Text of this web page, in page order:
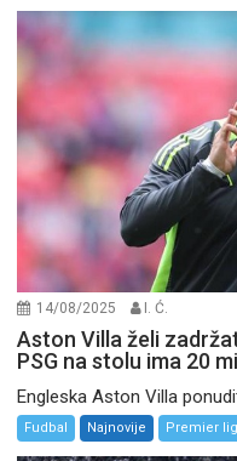
14/08/2025 I. Ć.
Aston Villa želi
PSG na stolu ima 20
Engleska Aston Villa
Fudbal Najnovije Premier